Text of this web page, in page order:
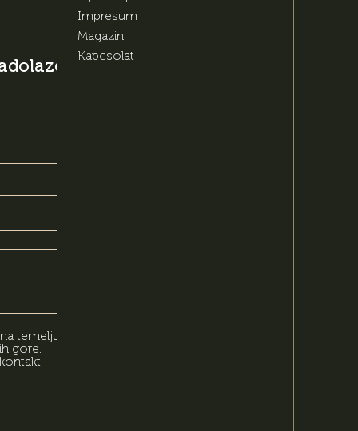
temelju
gore.
Impresum
Magazin
Kapcsolat